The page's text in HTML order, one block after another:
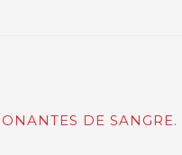
DE SANGRE.